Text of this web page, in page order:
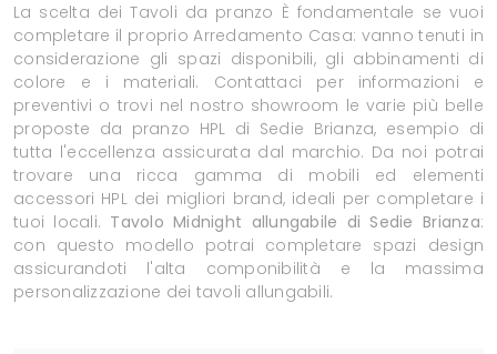
La scelta dei Tavoli da pranzo È fondamentale se vuoi
completare il proprio Arredamento Casa: vanno tenuti in
considerazione gli spazi disponibili, gli abbinamenti di
colore e i materiali. Contattaci per informazioni e
preventivi o trovi nel nostro showroom le varie più belle
proposte da pranzo HPL di Sedie Brianza, esempio di
tutta l'eccellenza assicurata dal marchio. Da noi potrai
trovare una ricca gamma di mobili ed elementi
accessori HPL dei migliori brand, ideali per completare i
tuoi locali. Tavolo Midnight allungabile di Sedie Brianza:
con questo modello potrai completare spazi design
assicurandoti l'alta componibilità e la massima
personalizzazione dei tavoli allungabili.